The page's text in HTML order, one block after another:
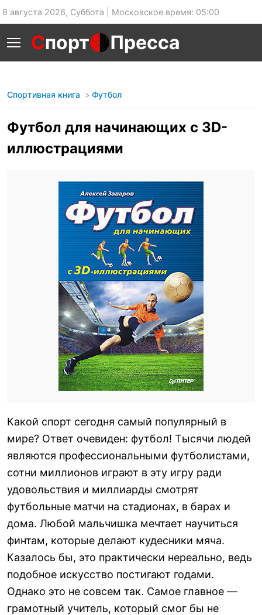
8 августа 2026, Суббота | Московское время: 05:00
Спорт Пресса
Спортивная книга Футбол
Футбол для начинающих с 3D-
иллюстрациями
Какой спорт сегодня самый популярный в
мире? Ответ очевиден: футбол! Тысячи людей
являются профессиональными футболистами,
сотни миллионов играют в эту игру ради
удовольствия и миллиарды смотрят
футбольные матчи на стадионах, в барах и
дома. Любой мальчишка мечтает научиться
финтам, которые делают кудесники мяча.
Казалось бы, это практически нереально, ведь
подобное искусство постигают годами.
Однако это не совсем так. Самое главное —
грамотный учитель, который смог бы не